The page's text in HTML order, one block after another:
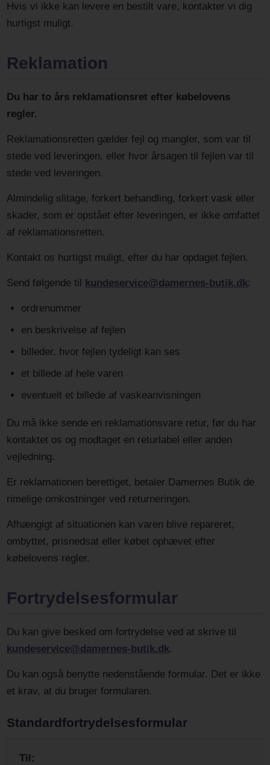
Hvis vi ikke kan levere en bestilt vare, kontakter vi dig
hurtigst muligt.
Reklamation
Du har to års reklamationsret efter købelovens
regler.
Reklamationsretten gælder fejl og mangler, som var til
stede ved leveringen, eller hvor årsagen til fejlen var til
stede ved leveringen.
Almindelig slitage, forkert behandling, forkert vask eller
skader, som er opstået efter leveringen, er ikke omfattet
af reklamationsretten.
Kontakt os hurtigst muligt, efter du har opdaget fejlen.
Send følgende til kundeservice@damernes-butik.dk:
ordrenummer
en beskrivelse af fejlen
billeder, hvor fejlen tydeligt kan ses
et billede af hele varen
eventuelt et billede af vaskeanvisningen
Du må ikke sende en reklamationsvare retur, før du har
kontaktet os og modtaget en returlabel eller anden
vejledning.
Er reklamationen berettiget, betaler Damernes Butik de
rimelige omkostninger ved returneringen.
Afhængigt af situationen kan varen blive repareret,
ombyttet, prisnedsat eller købet ophævet efter
købelovens regler.
Fortrydelsesformular
Du kan give besked om fortrydelse ved at skrive til
kundeservice@damernes-butik.dk.
Du kan også benytte nedenstående formular. Det er ikke
et krav, at du bruger formularen.
Standardfortrydelsesformular
Til: